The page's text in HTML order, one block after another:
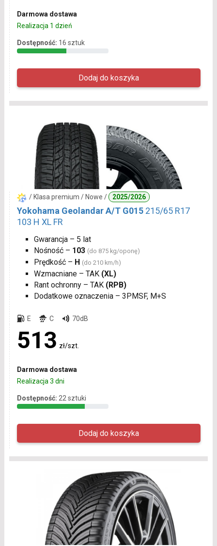
Darmowa dostawa
Realizacja 1 dzień
Dostępność: 16 sztuk
/ Klasa premium / Nowe / 2025/2026
Yokohama Geolandar A/T G015 215/65 R17
103 H XL FR
Gwarancja – 5 lat
Nośność – 103 (do 875 kg/oponę)
Prędkość – H (do 210 km/h)
Wzmacniane – TAK (XL)
Rant ochronny – TAK (RPB)
Dodatkowe oznaczenia – 3PMSF, M+S
E C 70dB
513 zł/szt.
Darmowa dostawa
Realizacja 3 dni
Dostępność: 22 sztuki